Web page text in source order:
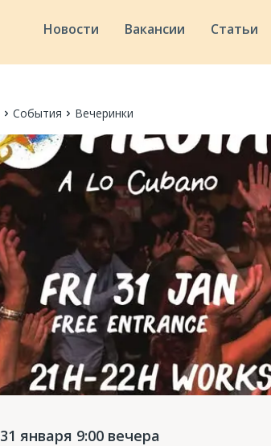
Новости Вакансии Статьи
События Вечеринки
31 января 9:00 вечера